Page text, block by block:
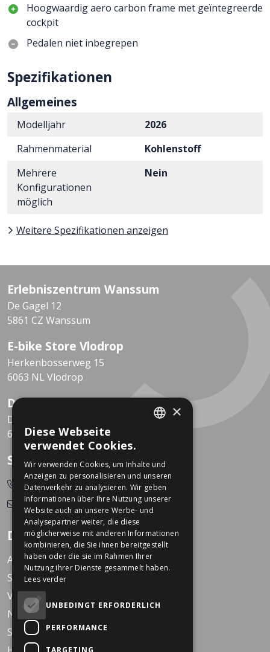
Hoogwaardig aero carbon frame met geïntegreerde
cockpit
Pedalen niet inbegrepen
Spezifikationen
Allgemeines
Modelljahr
2026
Rahmenmaterial
Kohlenstoff
Mehrere
Konfigurationen
möglich
Nein
Weitere Spezifikationen anzeigen
Erlebniszentrum Wanssum
De Gagel 12
5861 CZ Wanssum
E-bike Store Vlodrop
Herkenbosserweg 15
6063 NL Vlodrop
Dekkers Valkenburg
De Leeuwhof 7
6301 KZ Valkenburg
So erreichen Sie uns
0478-532166
info@dekkerstweewielers.nl
Dekkers Zweiräder
Arbeiten bei Dekkers
Standorte
Veranstaltungen
Nachrichten
Service
×
Diese Webseite
verwendet Cookies.
Wir verwenden Cookies, um Inhalte und
Anzeigen zu personalisieren und unseren
Datenverkehr zu analysieren. Wir geben
Informationen über Ihre Nutzung unserer
Website auch an unsere Werbe- und
Analysepartner weiter, die diese
möglicherweise mit anderen Informationen
kombinieren, die Sie ihnen bereitgestellt
haben oder die sie im Rahmen Ihrer
Nutzung ihrer Dienste gesammelt haben.
Lees verder
UNBEDINGT ERFORDERLICH
PERFORMANCE
TARGETING